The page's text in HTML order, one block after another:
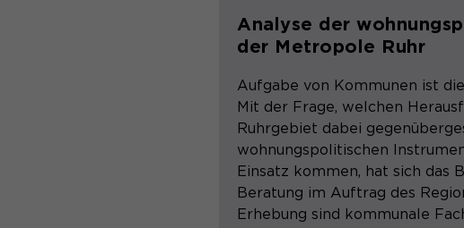
Analyse der
der Metropole Ruhr
Aufgabe von Kommunen ist
Mit der Frage, welchen
Ruhrgebiet dabei
wohnungspolitischen
Einsatz kommen, hat sich das
Beratung im Auftrag des
Erhebung sind kommunale